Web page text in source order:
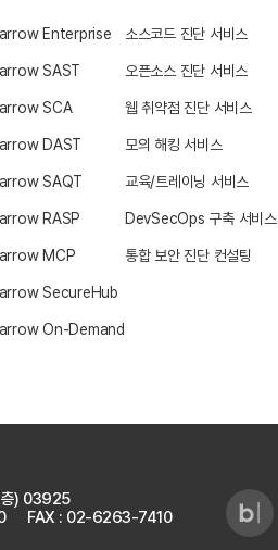
Enterprise
SAST
SCA
DAST
SAQT
RASP
MCP
SecureHub
On-Demand
소스코드 진단 서비스
오픈소스 진단 서비스
웹 취약점 진단 서비스
모의 해킹 서비스
교육/트레이닝 서비스
DevSecOps 구축 서비스
통합 보안 진단 컨설팅
) 03925
FAX : 02-6263-7410